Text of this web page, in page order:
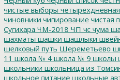
чистые выборы
чиновники чипирование чистая
Сугихара ЧМ-2018 ЧП чс чума
шахматы шашки шашлыки
шелковый путь Шереметьево
11 школа № 4 школа № 9 школы
школьники школьница из
школьное питание школьные